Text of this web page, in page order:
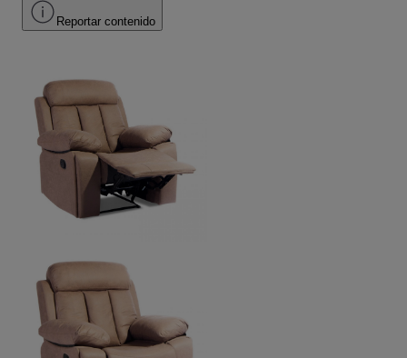
Reportar contenido